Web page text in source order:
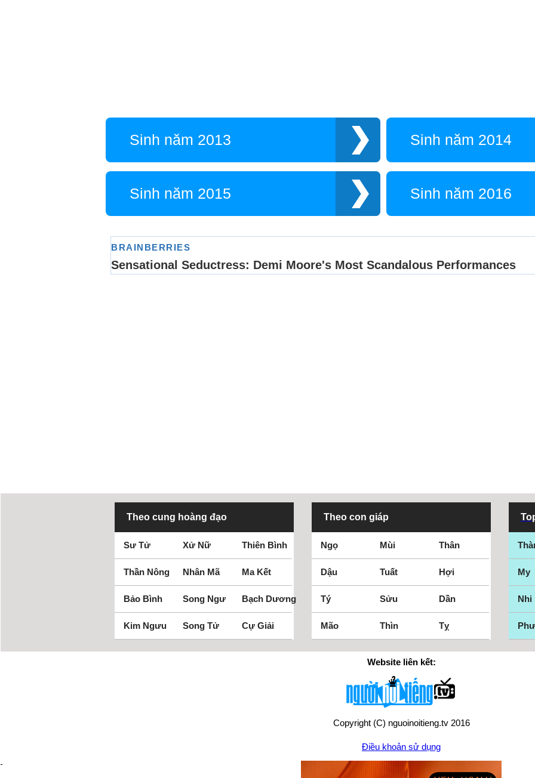
Sinh năm 2013 Sinh năm 2014
Sinh năm 2015 Sinh năm 2016
Theo cung hoàng đạo
Sư Tử Xử Nữ Thiên Bình
Thần Nông Nhân Mã Ma Kết
Bảo Bình Song Ngư Bạch Dương
Kim Ngưu Song Tử Cự Giải
Theo con giáp
Ngọ Mùi Thân
Dậu Tuất Hợi
Tý Sửu Dần
Mão Thìn Tỵ
My
Nhi
Website liên kết:
Copyright (C) nguoinoitieng.tv 2016
Điều khoản sử dụng